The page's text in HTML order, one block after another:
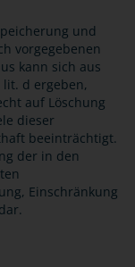
und
vorgegebenen
kann sich aus
lit. d ergeben,
auf Löschung
dieser
beeinträchtigt.
der in den
Einschränkung